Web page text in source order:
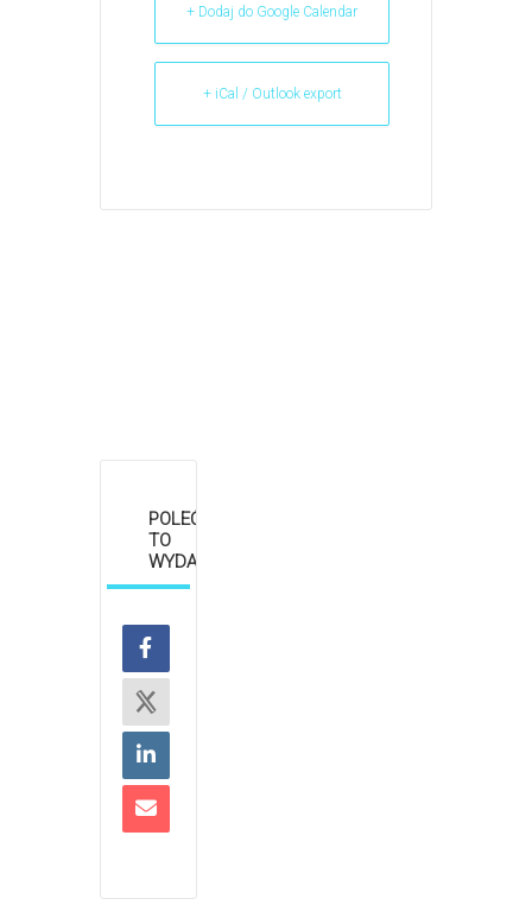
+ Dodaj do Google Calendar
+ iCal / Outlook export
POLEĆ
TO
WYDARZENIE